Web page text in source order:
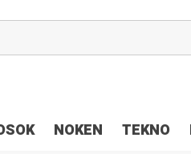
NOKEN TEKNO
Pemilu Ceria Tanah Papua
Kas Daerah Rp23 Miliar